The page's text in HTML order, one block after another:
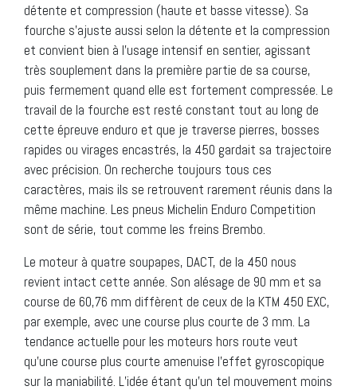
détente et compression (haute et basse vitesse). Sa
fourche s’ajuste aussi selon la détente et la compression
et convient bien à l’usage intensif en sentier, agissant
très souplement dans la première partie de sa course,
puis fermement quand elle est fortement compressée. Le
travail de la fourche est resté constant tout au long de
cette épreuve enduro et que je traverse pierres, bosses
rapides ou virages encastrés, la 450 gardait sa trajectoire
avec précision. On recherche toujours tous ces
caractères, mais ils se retrouvent rarement réunis dans la
même machine. Les pneus Michelin Enduro Competition
sont de série, tout comme les freins Brembo.
Le moteur à quatre soupapes, DACT, de la 450 nous
revient intact cette année. Son alésage de 90 mm et sa
course de 60,76 mm diffèrent de ceux de la KTM 450 EXC,
par exemple, avec une course plus courte de 3 mm. La
tendance actuelle pour les moteurs hors route veut
qu’une course plus courte amenuise l’effet gyroscopique
sur la maniabilité. L’idée étant qu’un tel mouvement moins